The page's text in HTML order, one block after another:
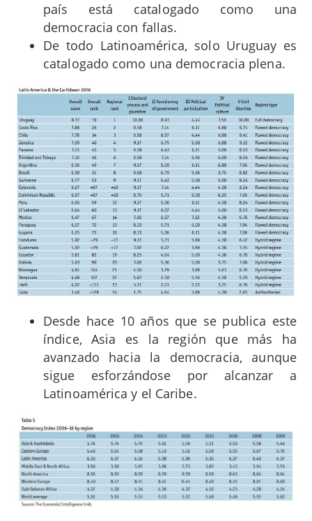
país está catalogado como una
democracia con fallas.
De todo Latinoamérica, solo Uruguay es
catalogado como una democracia plena.
Desde hace 10 años que se publica este
índice, Asia es la región que más ha
avanzado hacia la democracia, aunque
sigue esforzándose por alcanzar a
Latinoamérica y el Caribe.